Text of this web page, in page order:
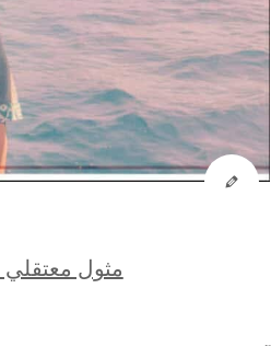
مثول معتقلي